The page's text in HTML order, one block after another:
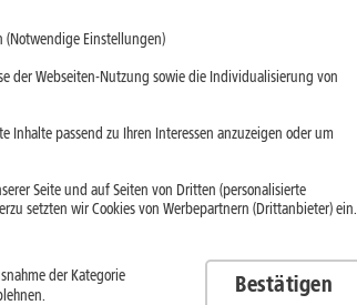
Einstellungen)
der Webseiten-Nutzung sowie die Individualisierung von
passend zu Ihren Interessen anzuzeigen oder um
Seite und auf Seiten von Dritten (personalisierte
setzten wir Cookies von Werbepartnern (Drittanbieter) ein.
der Kategorie
Bestätigen